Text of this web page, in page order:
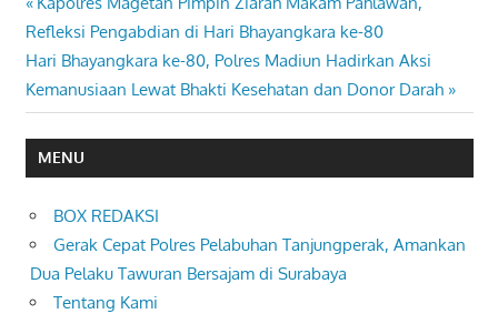
Navigasi
pos
Post:
Refleksi Pengabdian di Hari Bhayangkara ke-80
Next
Post:
Hari Bhayangkara ke-80, Polres Madiun Hadirkan Aksi
Kemanusiaan Lewat Bhakti Kesehatan dan Donor Darah
MENU
BOX REDAKSI
Gerak Cepat Polres Pelabuhan Tanjungperak, Amankan
Dua Pelaku Tawuran Bersajam di Surabaya
Tentang Kami